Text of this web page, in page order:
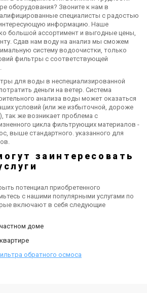
оборудования? Звоните к нам в
специалисты с радостью
информацию. Наше
большой ассортимент и выгодные цены,
Сдав нам воду на анализ мы сможем
систему водоочистки, только
фильтры с соответствующей
для воды в неспециализированной
деньги на ветер. Система
анализа воды может оказаться
условий (или же избыточной, дороже
так же возникает проблема с
цикла фильтрующих материалов -
выше стандартного. указанного для
заинтересовать
потенциал приобретенного
с нашими популярными услугами по
включают в себя следующие
доме
обратного осмоса